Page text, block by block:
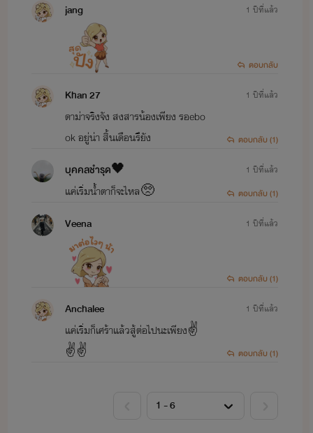
jang 1 ปีที่แล้ว
ตอบกลับ
Khan 27
ดาม่าจริงจัง สงสารน้องเพียง รอebo
ok อยู่น่า สิ้นเดือนรึยัง
1 ปีที่แล้ว
ตอบกลับ (1)
บุคคลชำรุด🖤
แค่เริ่มน้ำตาก็จะไหล🥺
1 ปีที่แล้ว
ตอบกลับ (1)
Veena 1 ปีที่แล้ว
ตอบกลับ (1)
Anchalee
แค่เริ่มก็เศร้าแล้วสู้ต่อไปนะเพียง✌️
✌️✌️
1 ปีที่แล้ว
ตอบกลับ (1)